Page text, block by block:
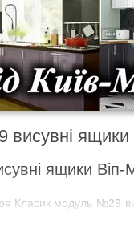
ящики
ящики Віп-
модуль №29
№29 висувні